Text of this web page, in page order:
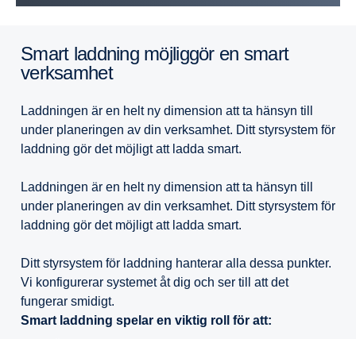
Smart laddning möjliggör en smart
verksamhet
Laddningen är en helt ny dimension att ta hänsyn till
under planeringen av din verksamhet. Ditt styrsystem för
laddning gör det möjligt att ladda smart.
Laddningen är en helt ny dimension att ta hänsyn till
under planeringen av din verksamhet. Ditt styrsystem för
laddning gör det möjligt att ladda smart.
Ditt styrsystem för laddning hanterar alla dessa punkter.
Vi konfigurerar systemet åt dig och ser till att det
fungerar smidigt.
Smart laddning spelar en viktig roll för att: